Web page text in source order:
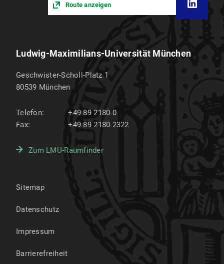
Route anzeigen
Ludwig-Maximilians-Universität München
Geschwister-Scholl-Platz 1
80539 München
Telefon:
+49 89 2180-0
Fax:
+49 89 2180-2322
Zum LMU-Raumfinder
Sitemap
Datenschutz
Impressum
Barrierefreiheit